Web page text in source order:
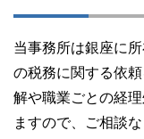
当事務所は銀座に
の税務に関する依
解や職業ごとの経
ますので、ご相談